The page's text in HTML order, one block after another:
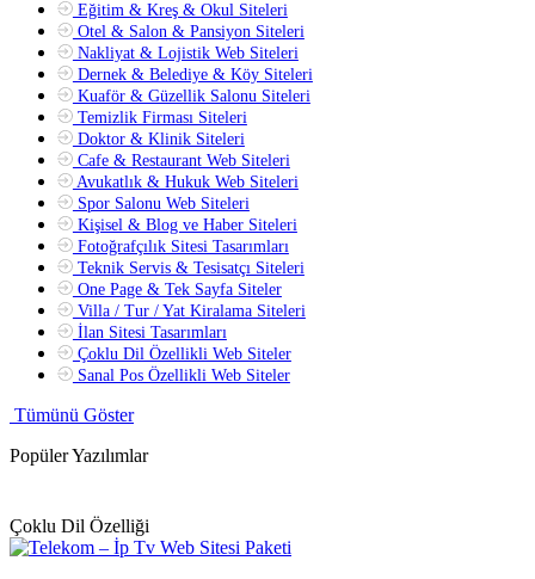
Eğitim & Kreş & Okul Siteleri
Otel & Salon & Pansiyon Siteleri
Nakliyat & Lojistik Web Siteleri
Dernek & Belediye & Köy Siteleri
Kuaför & Güzellik Salonu Siteleri
Temizlik Firması Siteleri
Doktor & Klinik Siteleri
Cafe & Restaurant Web Siteleri
Avukatlık & Hukuk Web Siteleri
Spor Salonu Web Siteleri
Kişisel & Blog ve Haber Siteleri
Fotoğrafçılık Sitesi Tasarımları
Teknik Servis & Tesisatçı Siteleri
One Page & Tek Sayfa Siteler
Villa / Tur / Yat Kiralama Siteleri
İlan Sitesi Tasarımları
Çoklu Dil Özellikli Web Siteler
Sanal Pos Özellikli Web Siteler
Tümünü Göster
Popüler Yazılımlar
Çoklu Dil Özelliği